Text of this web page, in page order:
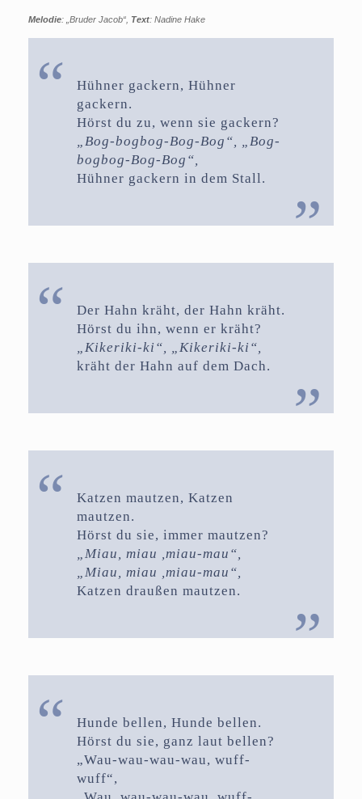
Melodie: „Bruder Jacob“, Text: Nadine Hake
Hühner gackern, Hühner
gackern.
Hörst du zu, wenn sie gackern?
„Bog-bogbog-Bog-Bog“, „Bog-
bogbog-Bog-Bog“,
Hühner gackern in dem Stall.
Der Hahn kräht, der Hahn kräht.
Hörst du ihn, wenn er kräht?
„Kikeriki-ki“, „Kikeriki-ki“,
kräht der Hahn auf dem Dach.
Katzen mautzen, Katzen
mautzen.
Hörst du sie, immer mautzen?
„Miau, miau ,miau-mau“,
„Miau, miau ,miau-mau“,
Katzen draußen mautzen.
Hunde bellen, Hunde bellen.
Hörst du sie, ganz laut bellen?
„Wau-wau-wau-wau, wuff-
wuff“,